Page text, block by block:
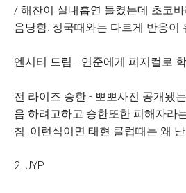
/ 해찬이 실내흡연 들켰는데 초코
음당함. 정국때와는 다르게 반응이
엔시티 드림 - 연준에게 피지컬로
전 라이즈 승한 - 뽀뽀사진 공개됐
음 하려고하고 승한또한 피해자라
침. 이런식이면 태현 클럽때는 왜
2. JYP